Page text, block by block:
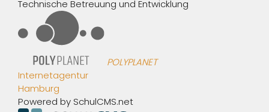
Technische Betreuung und Entwicklung
POLYPLANET
Internetagentur
Hamburg
Powered by SchulCMS.net